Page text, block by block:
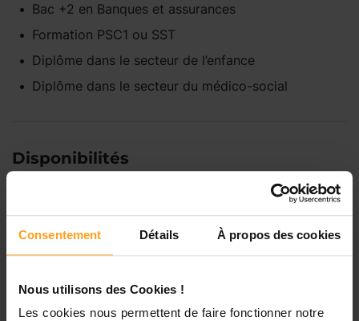
Consentement Détails À propos des cookies
Nous utilisons des Cookies !
Les cookies nous permettent de faire fonctionner notre
Bac +2 en Banques et assurances
Formation PSC1 ou SST
Diplôme dans le secteur de l’enfance
Diplôme dans le secteur du médico-social
Disponibilités
Lundi Indisponible
Mercredi Disponible de 00:00 à 00:30